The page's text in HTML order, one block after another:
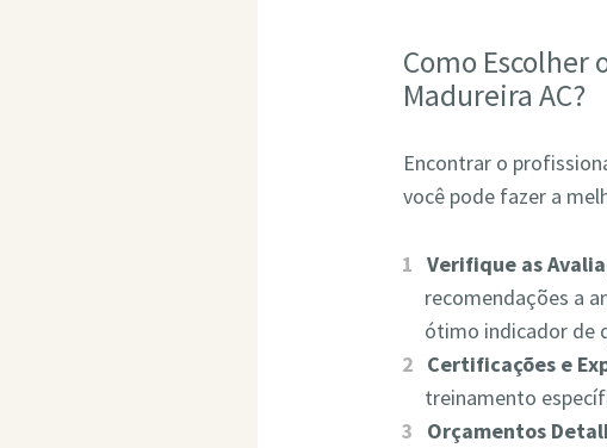
Como Escolher
Madureira AC?
Encontrar o
você pode fazer a
Verifique as
recomendações a
ótimo indicador de
Certificações e
treinamento
Orçamentos